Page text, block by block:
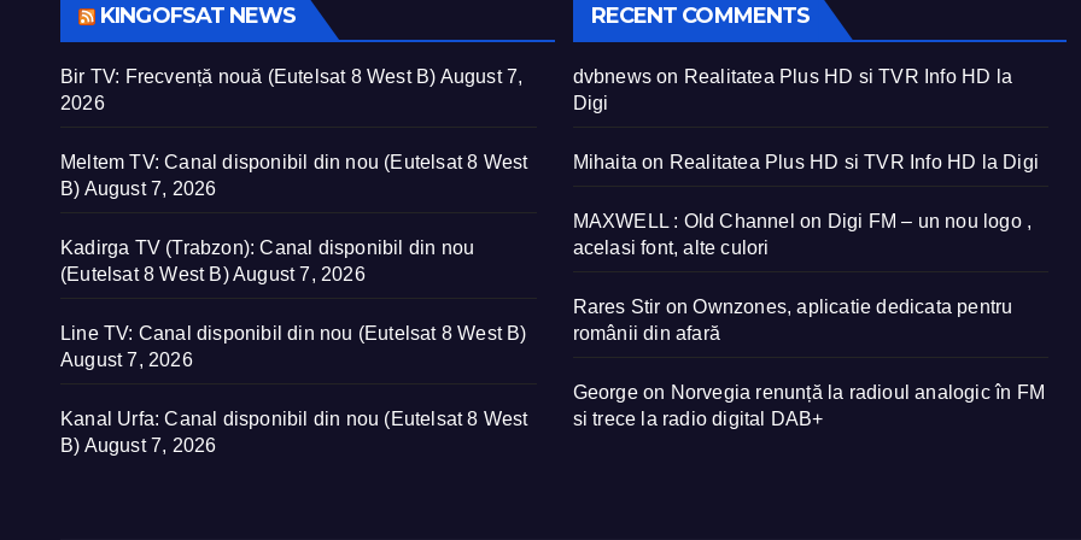
KINGOFSAT NEWS
Bir TV: Frecvență nouă (Eutelsat 8 West B) August 7,
2026
Meltem TV: Canal disponibil din nou (Eutelsat 8 West
B) August 7, 2026
Kadirga TV (Trabzon): Canal disponibil din nou
(Eutelsat 8 West B)August 7, 2026
Line TV: Canal disponibil din nou (Eutelsat 8 West B)
August 7, 2026
Kanal Urfa: Canal disponibil din nou (Eutelsat 8 West
B) August 7, 2026
RECENT COMMENTS
dvbnews on Realitatea Plus HD si TVR Info HD la
Digi
Mihaita on Realitatea Plus HD si TVR Info HD la Digi
MAXWELL : Old Channel on Digi FM – un nou logo ,
acelasi font, alte culori
Rares Stir onOwnzones, aplicatie dedicata pentru
românii din afară
Georgeon Norvegia renunță la radioul analogic în FM
si trece la radio digital DAB+